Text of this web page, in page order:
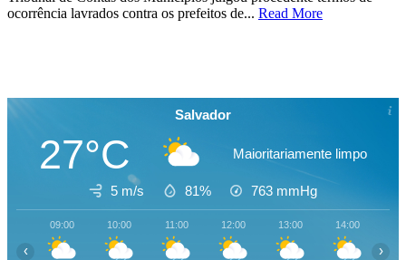
ocorrência lavrados contra os prefeitos de... Read More
Salvador
27°C Maioritariamente limpo
5 m/s 81% 763 mmHg
09:00 10:00 11:00 12:00 13:00 14:00
‹ ›